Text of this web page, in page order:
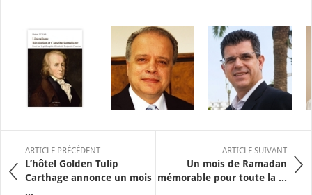
ARTICLE PRÉCÉDENT
L’hôtel Golden Tulip
Carthage annonce un mois
...
ARTICLE SUIVANT
Un mois de Ramadan
mémorable pour toute la ...